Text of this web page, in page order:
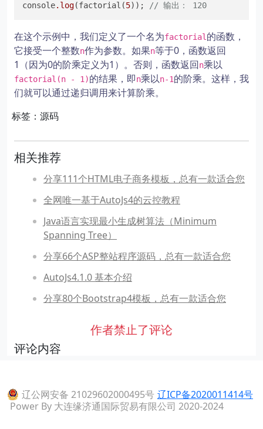
console.log(factorial(5)); // 输出： 120
在这个示例中，我们定义了一个名为factorial 的函数，
它接受一个整数n作为参数。如果n等于0，函数返回
1（因为0的阶乘定义为1）。否则，函数返回n乘以
factorial(n - 1)的结果，即n乘以n-1的阶乘。这样，我
们就可以通过递归调用来计算阶乘。
标签：源码
相关推荐
分享111个HTML电子商务模板，总有一款适合您
全网唯一基于AutoJs4的云控教程
Java语言实现最小生成树算法（Minimum
Spanning Tree）
分享66个ASP整站程序源码，总有一款适合您
AutoJs4.1.0 基本介绍
分享80个Bootstrap4模板，总有一款适合您
作者禁止了评论
评论内容
辽公网安备 21029602000495号 辽ICP备2020011414号
Power By 大连缘济通国际贸易有限公司 2020-2024